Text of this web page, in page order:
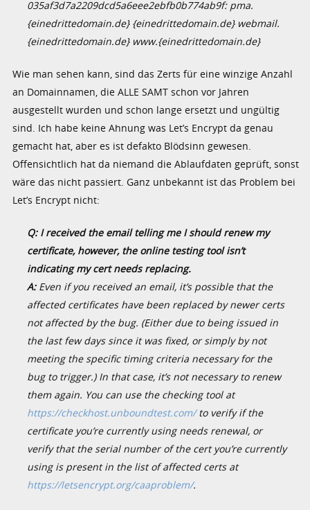
035af3d7a2209dcd5a6eee2ebfb0b774ab9f: pma.
{einedrittedomain.de} {einedrittedomain.de} webmail.
{einedrittedomain.de} www.{einedrittedomain.de}
Wie man sehen kann, sind das Zerts für eine winzige Anzahl
an Domainnamen, die ALLE SAMT schon vor Jahren
ausgestellt wurden und schon lange ersetzt und ungültig
sind. Ich habe keine Ahnung was Let’s Encrypt da genau
gemacht hat, aber es ist defakto Blödsinn gewesen.
Offensichtlich hat da niemand die Ablaufdaten geprüft, sonst
wäre das nicht passiert. Ganz unbekannt ist das Problem bei
Let’s Encrypt nicht:
Q: I received the email telling me I should renew my
certificate, however, the online testing tool isn’t
indicating my cert needs replacing.
A:Even if you received an email, it’s possible that the
affected certificates have been replaced by newer certs
not affected by the bug. (Either due to being issued in
the last few days since it was fixed, or simply by not
meeting the specific timing criteria necessary for the
bug to trigger.) In that case, it’s not necessary to renew
them again. You can use the checking tool at
https://checkhost.unboundtest.com/to verify if the
certificate you’re currently using needs renewal, or
verify that the serial numberof the cert you’re currently
using is present in the list of affected certs at
https://letsencrypt.org/caaproblem/.